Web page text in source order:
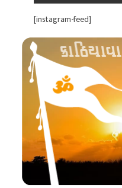
[instagram-feed]